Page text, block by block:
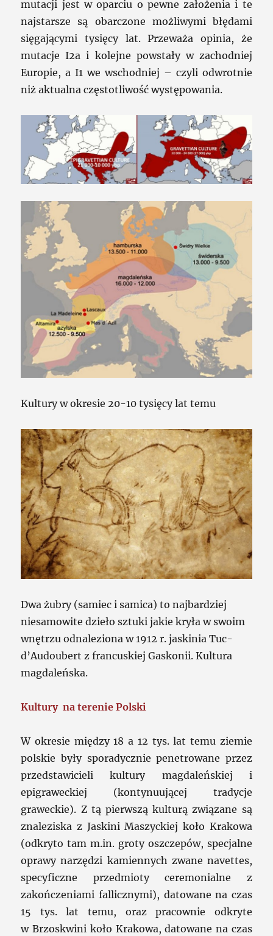
mutacji jest w oparciu o pewne założenia i te
najstarsze są obarczone możliwymi błędami
sięgającymi tysięcy lat. Przeważa opinia, że
mutacje I2a i kolejne powstały w zachodniej
Europie, a I1 we wschodniej – czyli odwrotnie
niż aktualna częstotliwość występowania.
Kultury w okresie 20-10 tysięcy lat temu
Dwa żubry (samiec i samica) to najbardziej
niesamowite dzieło sztuki jakie kryła w swoim
wnętrzu odnaleziona w 1912 r. jaskinia Tuc-
d’Audoubert z francuskiej Gaskonii. Kultura
magdaleńska.
Kultury na terenie Polski
W okresie między 18 a 12 tys. lat temu ziemie
polskie były sporadycznie penetrowane przez
przedstawicieli kultury magdaleńskiej i
epigraweckiej (kontynuującej tradycje
graweckie). Z tą pierwszą kulturą związane są
znaleziska z Jaskini Maszyckiej koło Krakowa
(odkryto tam m.in. groty oszczepów, specjalne
oprawy narzędzi kamiennych zwane navettes,
specyficzne przedmioty ceremonialne z
zakończeniami fallicznymi), datowane na czas
15 tys. lat temu, oraz pracownie odkryte
w Brzoskwini koło Krakowa, datowane na czas